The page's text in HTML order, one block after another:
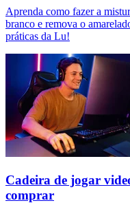
Aprenda como fazer a
branco e remova o
práticas da Lu!
Cadeira de jogar
comprar